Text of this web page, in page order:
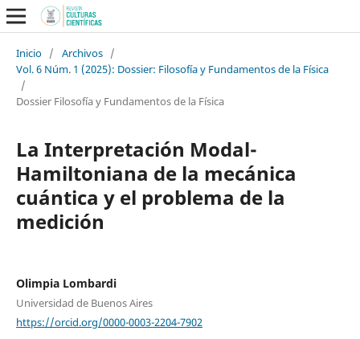
Inicio / Archivos /
Vol. 6 Núm. 1 (2025): Dossier: Filosofía y Fundamentos de la Física
/
Dossier Filosofía y Fundamentos de la Física
La Interpretación Modal-
Hamiltoniana de la mecánica
cuántica y el problema de la
medición
Olimpia Lombardi
Universidad de Buenos Aires
https://orcid.org/0000-0003-2204-7902